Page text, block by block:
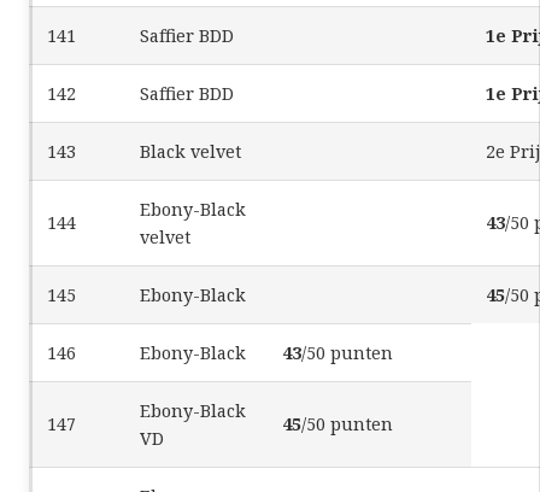
141 Saffier BDD 1e
142 Saffier BDD 1e
143 Black velvet 2e
144
Ebony-Black
velvet
43/50
145 Ebony-Black 45/50
146 Ebony-Black 43/50 punten
147
Ebony-Black
VD
45/50 punten